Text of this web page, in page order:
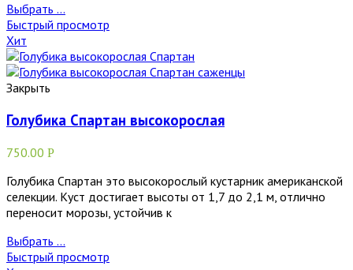
Выбрать ...
Быстрый просмотр
Хит
Закрыть
Голубика Спартан высокорослая
750.00 Р
Голубика Спартан это высокорослый кустарник американской
селекции. Куст достигает высоты от 1,7 до 2,1 м, отлично
переносит морозы, устойчив к
Выбрать ...
Быстрый просмотр